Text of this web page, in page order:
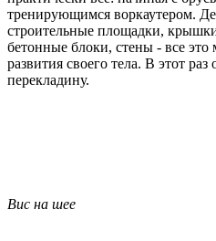
тренирующимся воркаутером.
строительные площадки,
бетонные блоки, стены - все это
развития своего тела. В этот
перекладину.
Вис на шее